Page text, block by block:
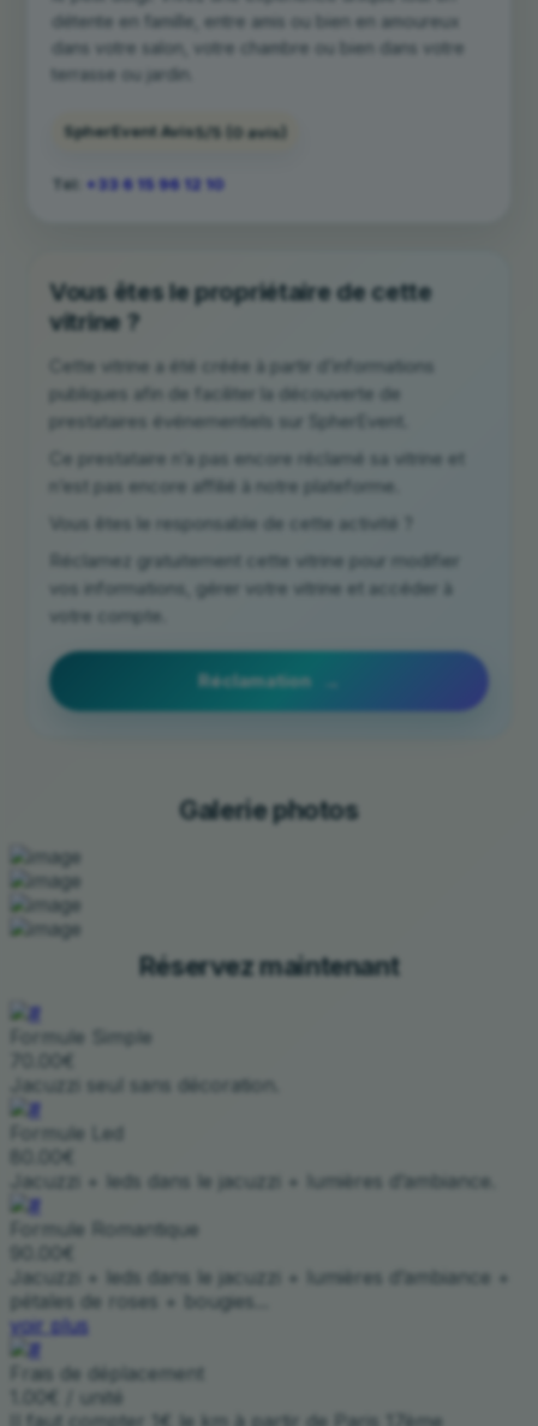
détente en famille, entre amis ou bien en amoureux
dans votre salon, votre chambre ou bien dans votre
terrasse ou jardin.
SpherEvent Avis5/5 (0 avis)
Tél: +33 6 15 96 12 10
Vous êtes le propriétaire de cette
vitrine ?
Cette vitrine a été créée à partir d’informations
publiques afin de faciliter la découverte de
prestataires événementiels sur SpherEvent.
Ce prestataire n’a pas encore réclamé sa vitrine et
n’est pas encore affilié à notre plateforme.
Vous êtes le responsable de cette activité ?
Réclamez gratuitement cette vitrine pour modifier
vos informations, gérer votre vitrine et accéder à
votre compte.
Réclamation
Galerie photos
Réservez maintenant
Formule Simple
70.00€
Jacuzzi seul sans décoration.
Formule Led
80.00€
Jacuzzi + leds dans le jacuzzi + lumières d’ambiance.
Formule Romantique
90.00€
Jacuzzi + leds dans le jacuzzi + lumières d’ambiance +
pétales de roses + bougies...
voir plus
Frais de déplacement
1.00€ / unité
Il faut compter 1€ le km à partir de Paris 17ème